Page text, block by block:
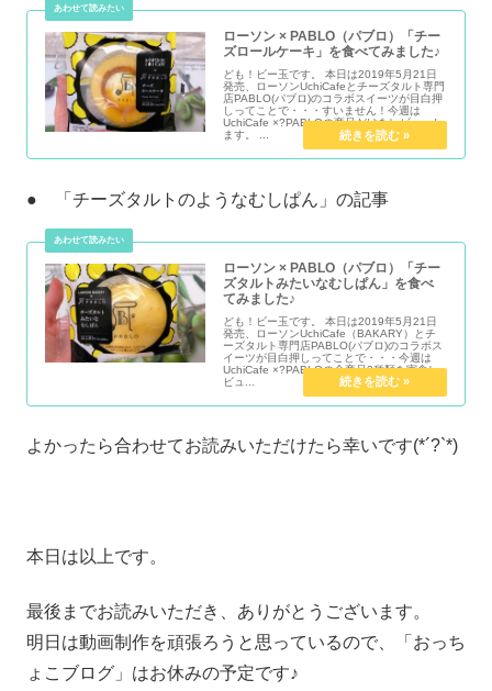
ローソン × PABLO（パブロ）「チー
ズロールケーキ」を食べてみました♪
ども！ビー玉です。 本日は2019年5月21日
発売、ローソンUchiCafeとチーズタルト専門
店PABLO(パブロ)のコラボスイーツが目白押
しってことで・・・すいません！今週は
UchiCafe ×?PABLOの商品だけをレビューし
ます。 ...
● 「チーズタルトのようなむしぱん」の記事
ローソン × PABLO（パブロ）「チー
ズタルトみたいなむしぱん」を食べ
てみました♪
ども！ビー玉です。 本日は2019年5月21日
発売、ローソンUchiCafe（BAKARY）とチ
ーズタルト専門店PABLO(パブロ)のコラボス
イーツが目白押しってことで・・・今週は
UchiCafe ×?PABLOの全商品3種類を実食レ
ビュ...
よかったら合わせてお読みいただけたら幸いです(*´?`*)
本日は以上です。
最後までお読みいただき、ありがとうございます。
明日は動画制作を頑張ろうと思っているので、「おっち
ょこブログ」はお休みの予定です♪